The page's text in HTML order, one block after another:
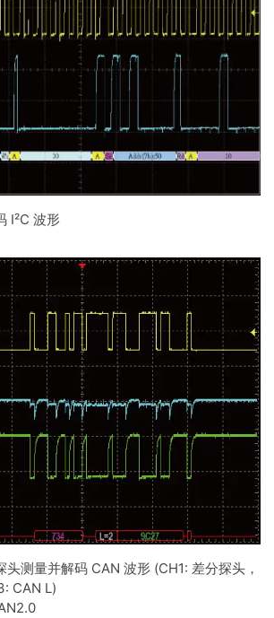
I²C 波形
头测量并解码 CAN 波形 (CH1: 差分探头，
CAN L)